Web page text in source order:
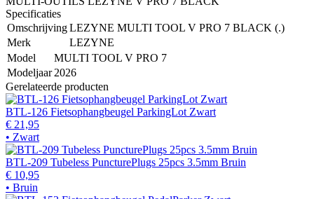
Specificaties
OmschrijvingLEZYNE MULTI TOOL V PRO 7 BLACK (.)
Merk
LEZYNE
Model
MULTI TOOL V PRO 7
Modeljaar 2026
Gerelateerde producten
BTL-126 Fietsophangbeugel ParkingLot Zwart
€ 21,95
• Zwart
BTL-209 Tubeless PuncturePlugs 25pcs 3.5mm Bruin
€ 10,95
• Bruin